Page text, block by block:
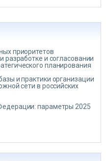
приоритетов
разработке и согласовании
планирования
и практики организации
сети в российских
параметры 2025